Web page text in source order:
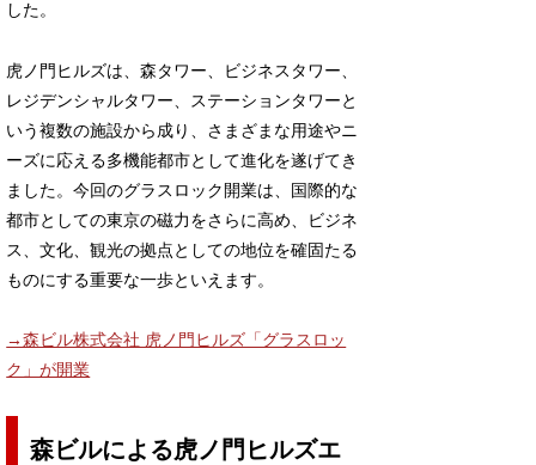
した。
虎ノ門ヒルズは、森タワー、ビジネスタワー、
レジデンシャルタワー、ステーションタワーと
いう複数の施設から成り、さまざまな用途やニ
ーズに応える多機能都市として進化を遂げてき
ました。今回のグラスロック開業は、国際的な
都市としての東京の磁力をさらに高め、ビジネ
ス、文化、観光の拠点としての地位を確固たる
ものにする重要な一歩といえます。
→森ビル株式会社 虎ノ門ヒルズ「グラスロッ
ク」が開業
森ビルによる虎ノ門ヒルズエ